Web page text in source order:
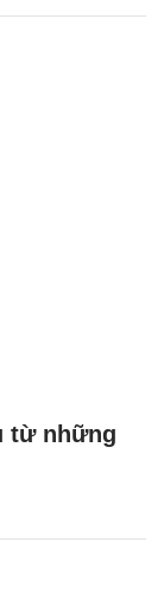
từ những